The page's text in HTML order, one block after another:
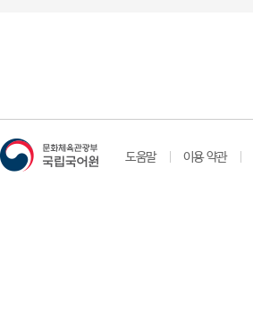
도움말 이용 약관